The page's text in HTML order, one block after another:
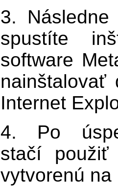
3.
spustíte
software
Internet
4. Po
stačí použiť
vytvorenú na